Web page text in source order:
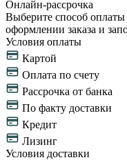
Онлайн-рассрочка
Выберите способ
оформлении заказа и
Условия оплаты
Картой
Оплата по счету
Рассрочка от банка
По факту доставки
Кредит
Лизинг
Условия доставки